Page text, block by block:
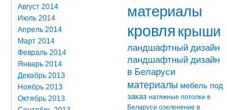
Август 2014
Июль 2014
Апрель 2014
Март 2014
Февраль 2014
Январь 2014
Декабрь 2013
Ноябрь 2013
Октябрь 2013
материалы
кровля крыши
ландшафтный дизайн
ландшафтный дизайн
в Беларуси
материалы мебель под
заказ натяжные потолки в
Беларуси озеленение в